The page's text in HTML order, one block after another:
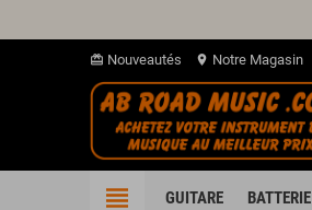
card_giftcard Nouveautés location_on Notre Magasin
view_headline GUITARE BATTERIE